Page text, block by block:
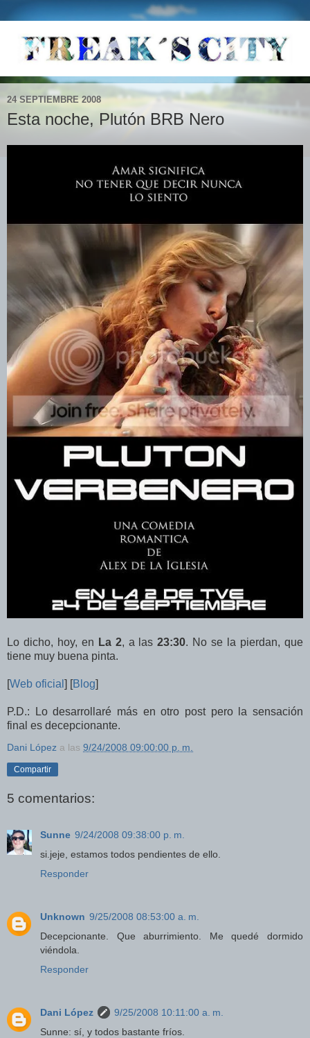
24 SEPTIEMBRE 2008
Esta noche, Plutón BRB Nero
Lo dicho, hoy, en La 2, a las23:30. No se la pierdan, que
tiene muy buena pinta.
[Web oficial ] [Blog]
P.D.: Lo desarrollaré más en otro post pero la sensación
final es decepcionante.
Dani López a las 9/24/2008 09:00:00 p. m.
Compartir
5 comentarios:
Sunne 9/24/2008 09:38:00 p. m.
si.jeje, estamos todos pendientes de ello.
Responder
Unknown 9/25/2008 08:53:00 a. m.
Decepcionante. Que aburrimiento. Me quedé dormido
viéndola.
Responder
Dani López
9/25/2008 10:11:00 a. m.
Sunne: sí, y todos bastante fríos.